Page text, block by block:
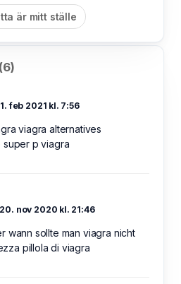
är mitt ställe
feb 2021 kl. 7:56
viagra alternatives
super p viagra
20. nov 2020 kl. 21:46
wann sollte man viagra nicht
pillola di viagra